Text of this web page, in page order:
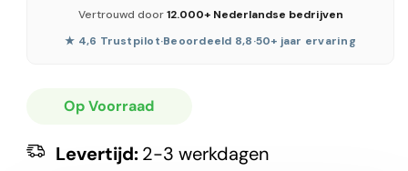
Vertrouwd door12.000+ Nederlandse bedrijven
★ 4,6 Trustpilot·Beoordeeld 8,8·50+ jaar ervaring
Op Voorraad
Levertijd:2-3 werkdagen